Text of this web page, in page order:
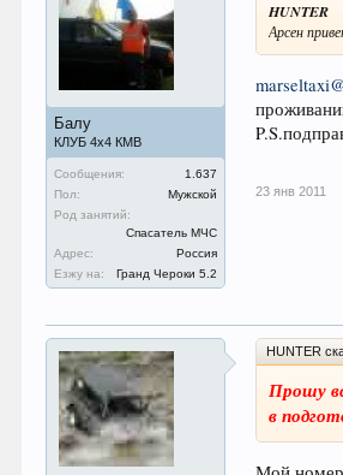
Балу
КЛУБ 4х4 КМВ
Сообщения:
1.637
Пол:
Мужской
Род занятий:
Спасатель МЧС
Адрес:
Россия
Езжу на:
Гранд Чероки 5.2
HUNTER
Арсен
23 янв 2011
HUNTER
Прошу
в